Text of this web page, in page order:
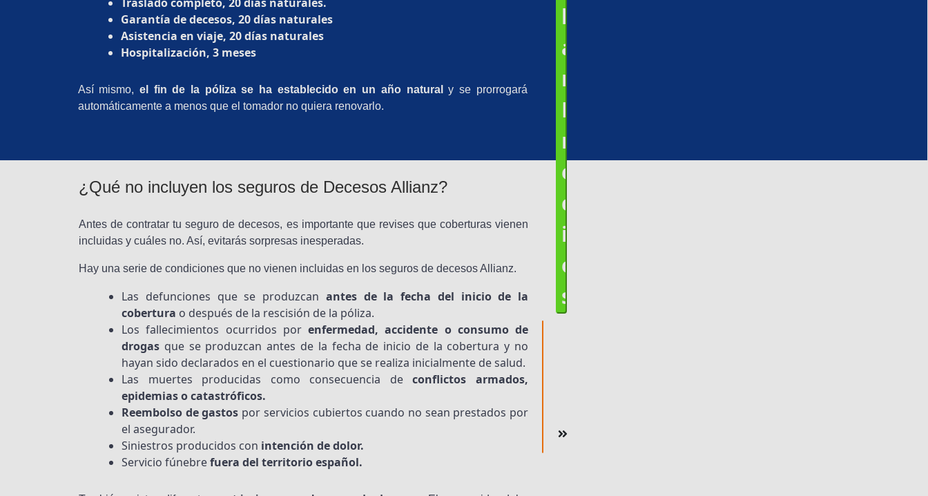
l
a
r
P
r
e
c
i
o
s
Garantía de decesos, 20 días naturales
Asistencia en viaje, 20 días naturales
Hospitalización, 3 meses
Así mismo, el fin de la póliza se ha establecido en un año natural
y se prorrogará
automáticamente a menos que el tomador no quiera renovarlo.
¿Qué no incluyen los seguros de Decesos Allianz?
Antes de contratar tu seguro de decesos, es importante que revises que coberturas vienen
incluidas y cuáles no. Así, evitarás sorpresas inesperadas.
Hay una serie de condiciones que no vienen incluidas en los seguros de decesos Allianz.
Las defunciones que se produzcan antes de la fecha del inicio de la
cobertura o después de la rescisión de la póliza.
Los fallecimientos ocurridos por enfermedad, accidente o consumo de
drogas que se produzcan antes de la fecha de inicio de la cobertura y no
hayan sido declarados en el cuestionario que se realiza inicialmente de salud.
Las muertes producidas como consecuencia deconflictos armados,
epidemias o catastróficos.
Reembolso de gastos por servicios cubiertos cuando no sean prestados por
el asegurador.
Siniestros producidos con intención de dolor.
Servicio fúnebrefuera del territorio español.